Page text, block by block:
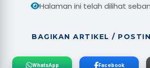
Halaman ini telah dilihat
BAGIKAN ARTIKEL /
WhatsApp Facebook